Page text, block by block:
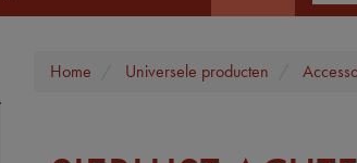
Home Universele producten